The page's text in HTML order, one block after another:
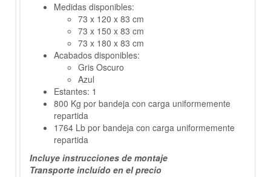
Medidas disponibles:
73 x 120 x 83 cm
73 x 150 x 83 cm
73 x 180 x 83 cm
Acabados disponibles:
Gris Oscuro
Azul
Estantes: 1
800 Kg por bandeja con carga uniformemente
repartida
1764 Lb por bandeja con carga uniformemente
repartida
Incluye instrucciones de montaje
Transporte incluído en el precio